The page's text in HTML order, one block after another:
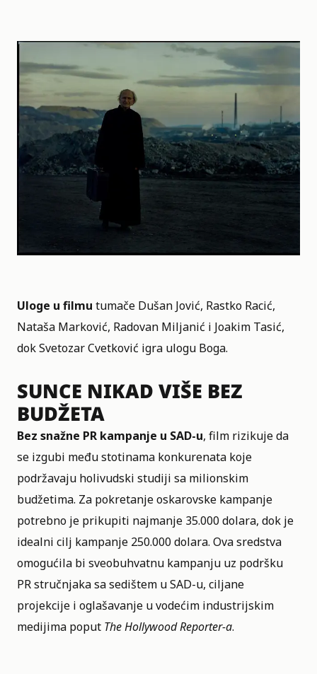
Uloge u filmu tumače Dušan Jović, Rastko Racić,
Nataša Marković, Radovan Miljanić i Joakim Tasić,
dok Svetozar Cvetković igra ulogu Boga.
SUNCE NIKAD VIŠE BEZ
BUDŽETA
Bez snažne PR kampanje u SAD-u, film rizikuje da
se izgubi među stotinama konkurenata koje
podržavaju holivudski studiji sa milionskim
budžetima. Za pokretanje oskarovske kampanje
potrebno je prikupiti najmanje 35.000 dolara, dok je
idealni cilj kampanje 250.000 dolara. Ova sredstva
omogućila bi sveobuhvatnu kampanju uz podršku
PR stručnjaka sa sedištem u SAD-u, ciljane
projekcije i oglašavanje u vodećim industrijskim
medijima poput The Hollywood Reporter-a.